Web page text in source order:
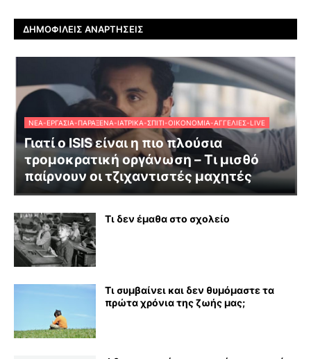
ΔΗΜΟΦΙΛΕΊΣ ΑΝΑΡΤΉΣΕΙΣ
ΝΈΑ-ΕΡΓΑΣΊΑ-ΠΑΡΆΞΕΝΑ-ΙΑΤΡΙΚΆ-ΣΠΊΤΙ-ΟΙΚΟΝΟΜΊΑ-ΑΓΓΕΛΊΕΣ-LIVE
Γιατί ο ISIS είναι η πιο πλούσια
τρομοκρατική οργάνωση – Τι μισθό
παίρνουν οι τζιχαντιστές μαχητές
Τι δεν έμαθα στο σχολείο
Τι συμβαίνει και δεν θυμόμαστε τα
πρώτα χρόνια της ζωής μας;